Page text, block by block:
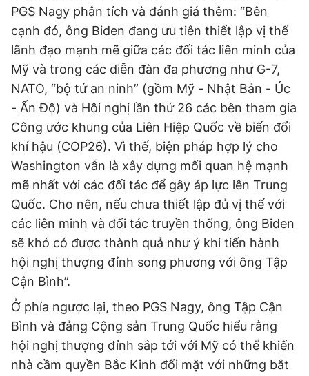
PGS Nagy phân tích và đánh giá thêm: “Bên
cạnh đó, ông Biden đang ưu tiên thiết lập vị thế
lãnh đạo mạnh mẽ giữa các đối tác liên minh của
Mỹ và trong các diễn đàn đa phương như G-7,
NATO, “bộ tứ an ninh” (gồm Mỹ - Nhật Bản - Úc
- Ấn Độ) và Hội nghị lần thứ 26 các bên tham gia
Công ước khung của Liên Hiệp Quốc về biến đổi
khí hậu (COP26). Vì thế, biện pháp hợp lý cho
Washington vẫn là xây dựng mối quan hệ mạnh
mẽ nhất với các đối tác để gây áp lực lên Trung
Quốc. Cho nên, nếu chưa thiết lập đủ vị thế với
các liên minh và đối tác truyền thống, ông Biden
sẽ khó có được thành quả như ý khi tiến hành
hội nghị thượng đỉnh song phương với ông Tập
Cận Bình”.
Ở phía ngược lại, theo PGS Nagy, ông Tập Cận
Bình và đảng Cộng sản Trung Quốc hiểu rằng
hội nghị thượng đỉnh sắp tới với Mỹ có thể khiến
nhà cầm quyền Bắc Kinh đối mặt với những bắt